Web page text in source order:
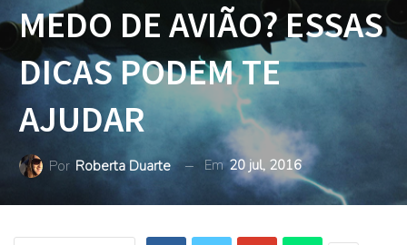
MEDO DE AVIÃO? ESSAS
DICAS PODEM TE
AJUDAR
Por Roberta Duarte Em 20 jul, 2016